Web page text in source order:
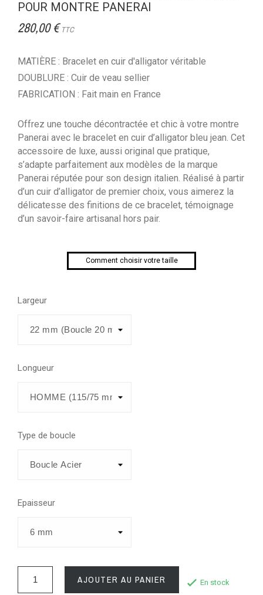
POUR MONTRE PANERAI
280,00 € TTC
MATIÈRE : Bracelet en cuir d'alligator véritable
DOUBLURE : Cuir de veau sellier
FABRICATION : Fait main en France
Offrez une touche décontractée et chic à votre montre
Panerai avec le bracelet en cuir d’alligator bleu jean. Cet
accessoire de luxe, aussi original que pratique,
s’adapte parfaitement aux modèles de la marque
Panerai réputée pour son design italien. Réalisé à partir
d’un cuir d’alligator de premier choix, vous aimerez la
délicatesse des finitions de ce bracelet, témoignage
d’un savoir-faire artisanal hors pair.
Comment choisir votre taille
Largeur
Longueur
Type de boucle
Epaisseur
AJOUTER AU PANIER En stock